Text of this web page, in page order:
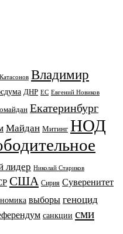
Владимир
ДНР ЕС Евгений Новиков
Екатеринбург
Майдан Митинг НОД
лидер Николай Стариков
США Сирия Суверенитет
выборы геноцид
санкции сми